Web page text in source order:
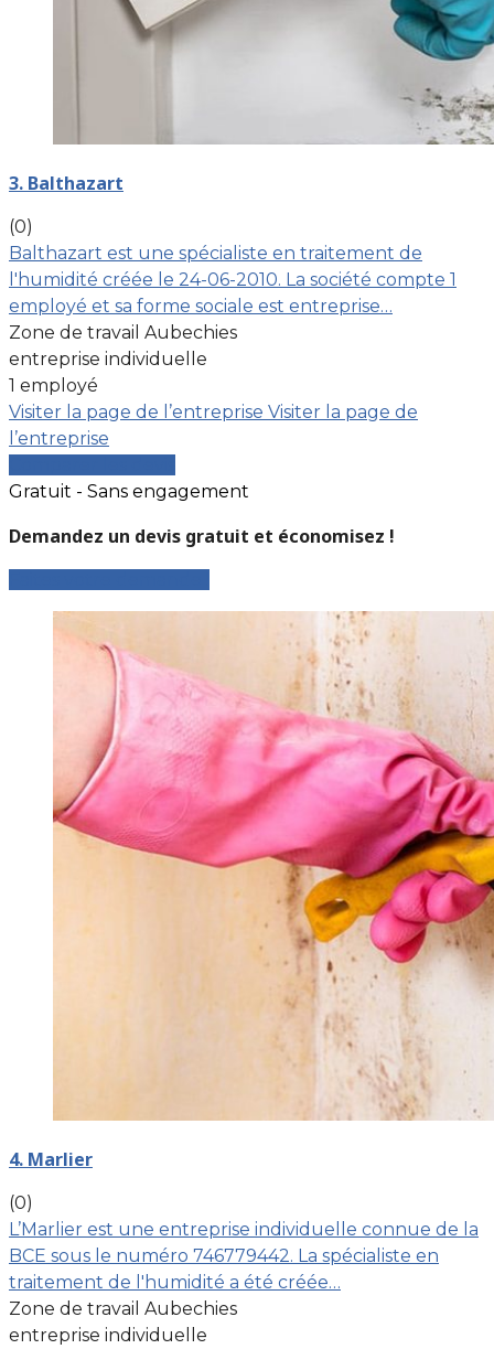
3. Balthazart
(0)
Balthazart est une spécialiste en traitement de
l'humidité créée le 24-06-2010. La société compte 1
employé et sa forme sociale est entreprise…
Zone de travail Aubechies
entreprise individuelle
1 employé
Visiter la page de l’entreprise Visiter la page de
l’entreprise
Gratuit - Sans engagement
Demandez un devis gratuit et économisez !
4. Marlier
(0)
L’Marlier est une entreprise individuelle connue de la
BCE sous le numéro 746779442. La spécialiste en
traitement de l'humidité a été créée…
Zone de travail Aubechies
entreprise individuelle